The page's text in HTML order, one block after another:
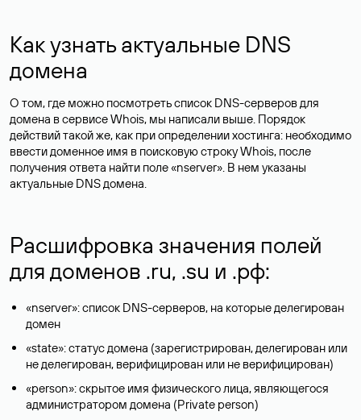
Как узнать актуальные DNS
домена
О том, где можно посмотреть список DNS-серверов для
домена в сервисе Whois, мы написали выше. Порядок
действий такой же, как при определении хостинга: необходимо
ввести доменное имя в поисковую строку Whois, после
получения ответа найти поле «nserver». В нем указаны
актуальные DNS домена.
Расшифровка значения полей
для доменов .ru, .su и .рф:
«nserver»: список DNS-серверов, на которые делегирован
домен
«state»: статус домена (зарегистрирован, делегирован или
не делегирован, верифицирован или не верифицирован)
«person»: скрытое имя физического лица, являющегося
администратором домена (Privatе person)